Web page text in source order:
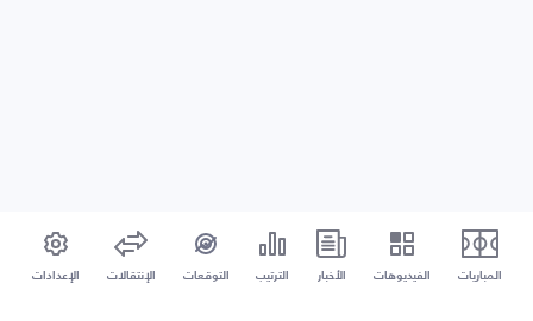
المباريات الفيديوهات الأخبار الترتيب التوقعات الإنتقالات الإعدادات